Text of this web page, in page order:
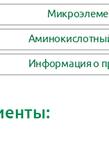
Информация о